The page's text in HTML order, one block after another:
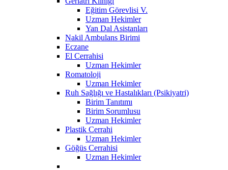
Eğitim Görevlisi V.
Uzman Hekimler
Yan Dal Asistanları
Nakil Ambulans Birimi
Eczane
El Cerrahisi
Uzman Hekimler
Romatoloji
Uzman Hekimler
Ruh Sağlığı ve Hastalıkları (Psikiyatri)
Birim Tanıtımı
Birim Sorumlusu
Uzman Hekimler
Plastik Cerrahi
Uzman Hekimler
Göğüs Cerrahisi
Uzman Hekimler